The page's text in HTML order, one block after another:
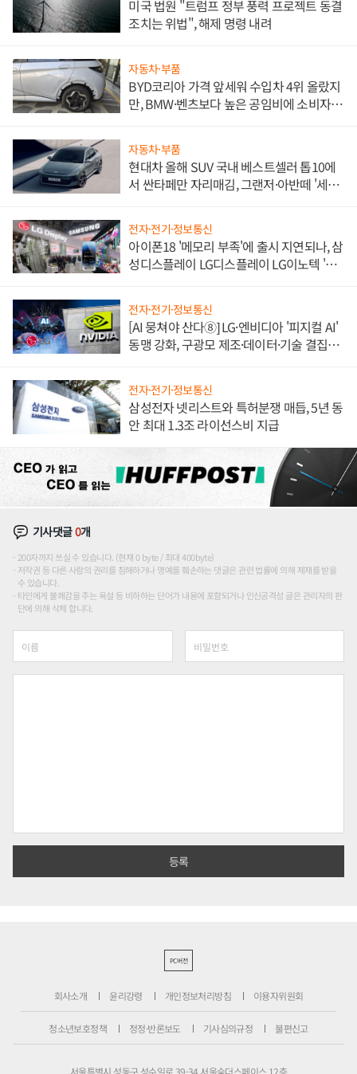
미국 법원 "트럼프 정부 풍력 프로젝트 동결
조치는 위법", 해제 명령 내려
자동차·부품
BYD코리아 가격 앞세워 수입차 4위 올랐지
만, BMW·벤츠보다 높은 공임비에 소비자
자동차·부품
현대차 올해 SUV 국내 베스트셀러 톱10에
서 싼타페만 자리매김, 그랜저·아반떼 '세단
전자·전기·정보통신
아이폰18 '메모리 부족'에 출시 지연되나, 삼
성디스플레이 LG디스플레이 LG이노텍 '탈
전자·전기·정보통신
[AI 뭉쳐야 산다⑧] LG·엔비디아 '피지컬 AI'
동맹 강화, 구광모 제조·데이터·기술 결집
전자·전기·정보통신
삼성전자 넷리스트와 특허분쟁 매듭, 5년 동
안 최대 1.3조 라이선스비 지급
기사댓글0개
200자까지 쓰실 수 있습니다. (현재 0 byte / 최대 400byte)
저작권 등 다른 사람의 권리를 침해하거나 명예를 훼손하는 댓글은 관련 법률에 의해 제재를 받을
수 있습니다.
타인에게 불쾌감을 주는 욕설 등 비하하는 단어가 내용에 포함되거나 인신공격성 글은 관리자의 판
단에 의해 삭제 합니다.
PC버전
회사소개 윤리강령 개인정보처리방침 이용자위원회
청소년보호정책 정정·반론보도 기사심의규정 불편신고